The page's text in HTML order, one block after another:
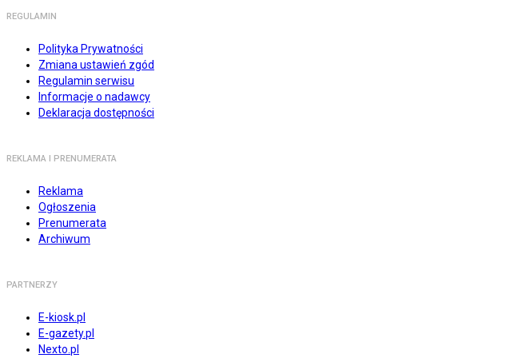
REGULAMIN
Polityka Prywatności
Zmiana ustawień zgód
Regulamin serwisu
Informacje o nadawcy
Deklaracja dostępności
REKLAMA I PRENUMERATA
Reklama
Ogłoszenia
Prenumerata
Archiwum
PARTNERZY
E-kiosk.pl
E-gazety.pl
Nexto.pl